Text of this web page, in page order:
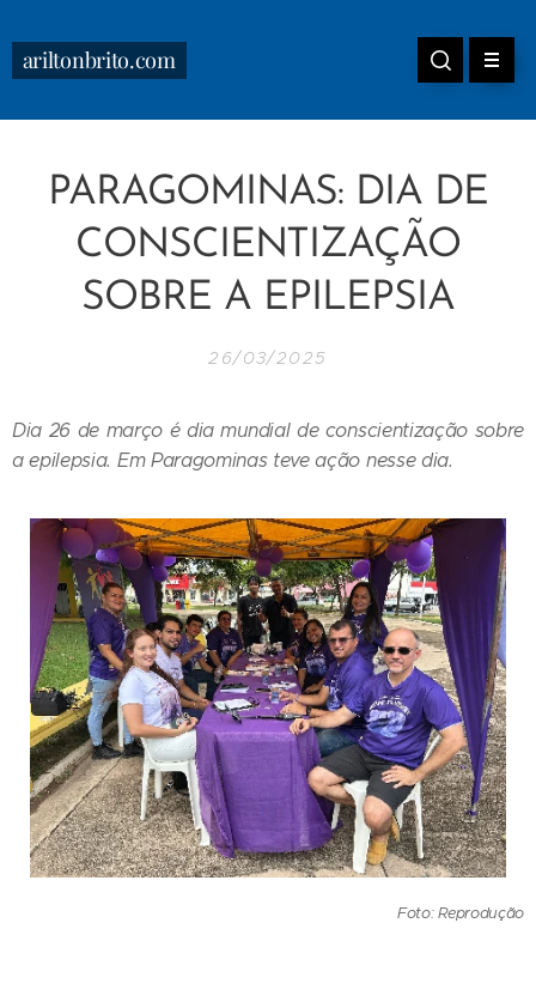
ariltonbrito.com
PARAGOMINAS: DIA DE
CONSCIENTIZAÇÃO
SOBRE A EPILEPSIA
26/03/2025
Dia 26 de março é dia mundial de conscientização sobre
a epilepsia. Em Paragominas teve ação nesse dia.
Foto: Reprodução